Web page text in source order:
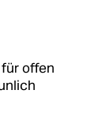
offen